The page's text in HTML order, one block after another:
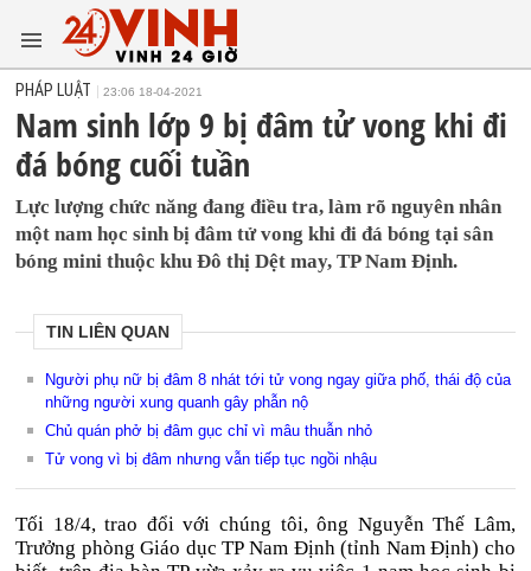
PHÁP LUẬT 23:06 18-04-2021
Nam sinh lớp 9 bị đâm tử vong khi đi
đá bóng cuối tuần
Lực lượng chức năng đang điều tra, làm rõ nguyên nhân
một nam học sinh bị đâm tử vong khi đi đá bóng tại sân
bóng mini thuộc khu Đô thị Dệt may, TP Nam Định.
TIN LIÊN QUAN
Người phụ nữ bị đâm 8 nhát tới tử vong ngay giữa phố, thái độ của
những người xung quanh gây phẫn nộ
Chủ quán phở bị đâm gục chỉ vì mâu thuẫn nhỏ
Tử vong vì bị đâm nhưng vẫn tiếp tục ngồi nhậu
Tối 18/4, trao đổi với chúng tôi, ông Nguyễn Thế Lâm,
Trưởng phòng Giáo dục TP Nam Định (tỉnh Nam Định) cho